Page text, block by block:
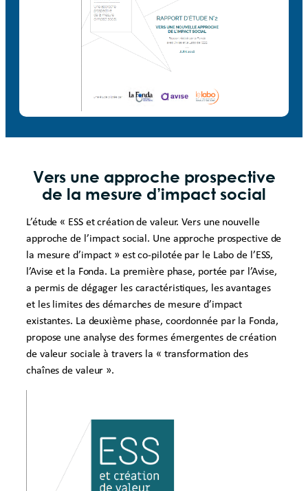
Vers une approche prospective
de la mesure d’impact social
L’étude « ESS et création de valeur. Vers une nouvelle
approche de l’impact social. Une approche prospective de
la mesure d’impact » est co-pilotée par le Labo de l’ESS,
l’Avise et la Fonda. La première phase, portée par l’Avise,
a permis de dégager les caractéristiques, les avantages
et les limites des démarches de mesure d’impact
existantes. La deuxième phase, coordonnée par la Fonda,
propose une analyse des formes émergentes de création
de valeur sociale à travers la « transformation des
chaînes de valeur ».